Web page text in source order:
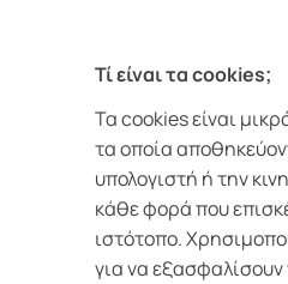
Τί είναι τα cookies;
Τα cookies είναι
τα οποία
υπολογιστή ή την
κάθε φορά που
ιστότοπο.
για να εξασφαλίσουν